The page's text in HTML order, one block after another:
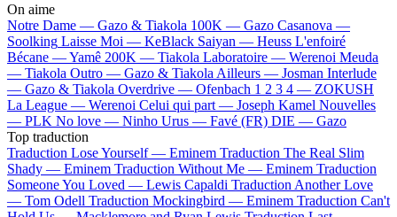
On aime
Notre Dame — Gazo & Tiakola 100K — Gazo Casanova —
Soolking Laisse Moi — KeBlack Saiyan — Heuss L'enfoiré
Bécane —Yamê 200K — Tiakola Laboratoire — Werenoi Meuda
— Tiakola Outro — Gazo & Tiakola Ailleurs — Josman Interlude
— Gazo & Tiakola Overdrive — Ofenbach 1 2 3 4 — ZOKUSH
La League — Werenoi Celui qui part — Joseph Kamel Nouvelles
— PLK No love — Ninho Urus — Favé (FR) DIE — Gazo
Top traduction
Traduction Lose Yourself — Eminem Traduction The Real Slim
Shady — Eminem Traduction Without Me — Eminem Traduction
Someone You Loved — Lewis Capaldi Traduction Another Love
— Tom Odell Traduction Mockingbird — Eminem Traduction Can't